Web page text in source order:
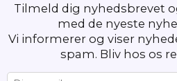
Tilmeld dig nyhedsbrevet
med de nyeste
Vi informerer og viser
spam. Bliv hos os